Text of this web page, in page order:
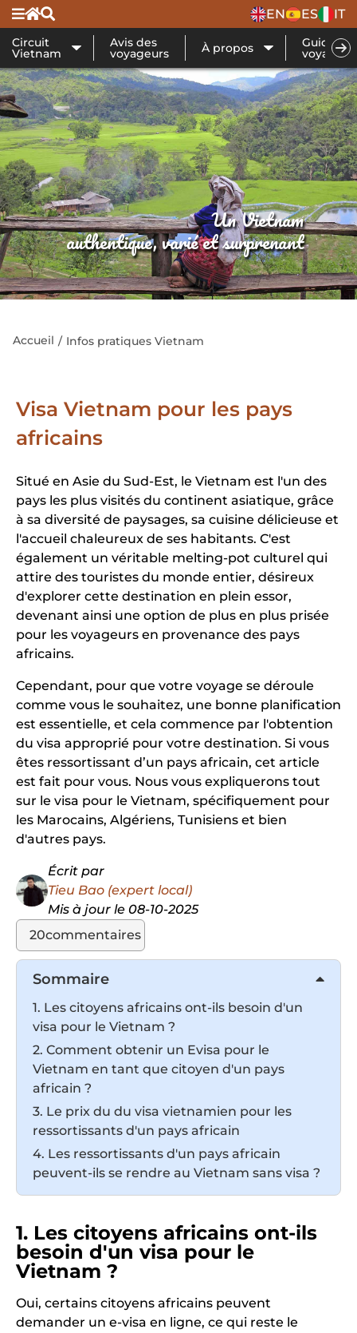
EN ES IT
Circuit
Vietnam
Avis des
voyageurs À propos Guide de
voyage
Un Vietnam
authentique, varié et surprenant
Accueil Infos pratiques Vietnam
Visa Vietnam pour les pays
africains
Situé en Asie du Sud-Est, le Vietnam est l'un des
pays les plus visités du continent asiatique, grâce
à sa diversité de paysages, sa cuisine délicieuse et
l'accueil chaleureux de ses habitants. C'est
également un véritable melting-pot culturel qui
attire des touristes du monde entier, désireux
d'explorer cette destination en plein essor,
devenant ainsi une option de plus en plus prisée
pour les voyageurs en provenance des pays
africains.
Cependant, pour que votre voyage se déroule
comme vous le souhaitez, une bonne planification
est essentielle, et cela commence par l'obtention
du visa approprié pour votre destination. Si vous
êtes ressortissant d’un pays africain, cet article
est fait pour vous. Nous vous expliquerons tout
sur le visa pour le Vietnam, spécifiquement pour
les Marocains, Algériens, Tunisiens et bien
d'autres pays.
Écrit par
Tieu Bao (expert local)
Mis à jour le 08-10-2025
20commentaires
Sommaire
1. Les citoyens africains ont-ils besoin d'un
visa pour le Vietnam ?
2. Comment obtenir un Evisa pour le
Vietnam en tant que citoyen d'un pays
africain ?
3. Le prix du du visa vietnamien pour les
ressortissants d'un pays africain
4. Les ressortissants d'un pays africain
peuvent-ils se rendre au Vietnam sans visa ?
1. Les citoyens africains ont-ils
besoin d'un visa pour le
Vietnam ?
Oui, certains citoyens africains peuvent
demander un e-visa en ligne, ce qui reste le